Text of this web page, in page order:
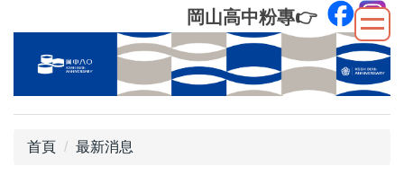
到
內
岡山高中粉專👉
首頁 最新消息